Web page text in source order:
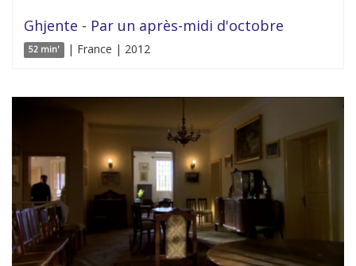
Ghjente - Par un après-midi d'octobre
52 min' | France | 2012